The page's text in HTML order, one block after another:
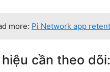
more: Pi Network app
cần theo